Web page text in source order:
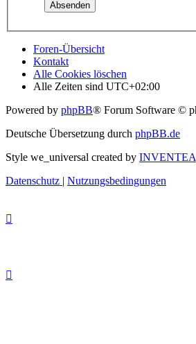
Foren-Übersicht
Kontakt
Alle Cookies löschen
Alle Zeiten sind UTC+02:00
Powered by phpBB® Forum Software ©
Deutsche Übersetzung durch phpBB.de
Style we_universal created by INVENTEA
Datenschutz | Nutzungsbedingungen